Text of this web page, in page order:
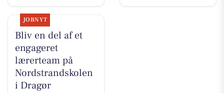
JOBNYT
Bliv en del af et
engageret
lærerteam på
Nordstrandskolen
i Dragør